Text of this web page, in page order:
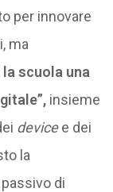
per innovare
ma
scuola una
insieme
devicee dei
la
di